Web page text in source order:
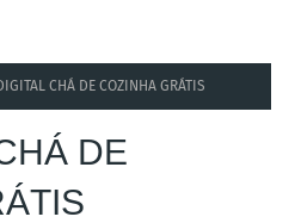
CHÁ DE COZINHA GRÁTIS
DE